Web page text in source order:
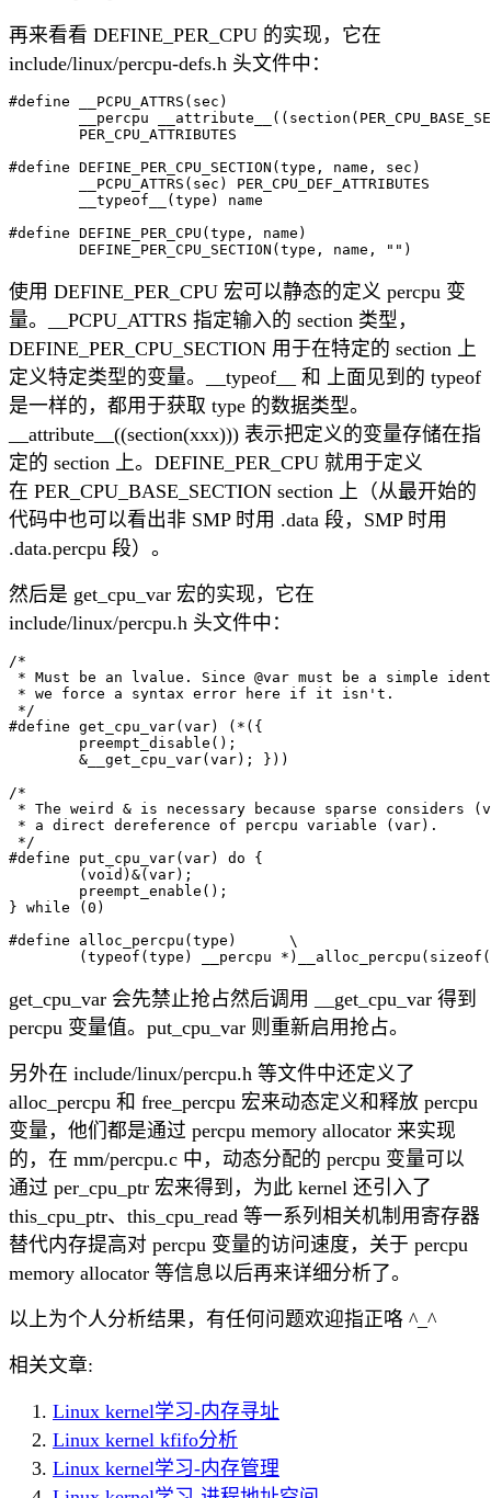
再来看看 DEFINE_PER_CPU 的实现，它在
include/linux/percpu-defs.h 头文件中：
#define __PCPU_ATTRS(sec)						\
#define DEFINE_PER_CPU_SECTION(type, name, sec)				\
#define DEFINE_PER_CPU(type, name)					\
使用 DEFINE_PER_CPU 宏可以静态的定义 percpu 变
量。__PCPU_ATTRS 指定输入的 section 类型，
DEFINE_PER_CPU_SECTION 用于在特定的 section 上
定义特定类型的变量。__typeof__ 和 上面见到的 typeof
是一样的，都用于获取 type 的数据类型。
__attribute__((section(xxx))) 表示把定义的变量存储在指
定的 section 上。DEFINE_PER_CPU 就用于定义
在 PER_CPU_BASE_SECTION section 上（从最开始的
代码中也可以看出非 SMP 时用 .data 段，SMP 时用
.data.percpu 段）。
然后是 get_cpu_var 宏的实现，它在
include/linux/percpu.h 头文件中：
/*
* Must be an lvalue. Since @var must be a simple
* we force a syntax error here if it isn't.
*/
#define get_cpu_var(var) (*({				\
/*
* The weird & is necessary because sparse considers
* a direct dereference of percpu variable (var).
*/
#define put_cpu_var(var) do {				\
} while (0)
#define alloc_percpu(type)	\
get_cpu_var 会先禁止抢占然后调用 __get_cpu_var 得到
percpu 变量值。put_cpu_var 则重新启用抢占。
另外在 include/linux/percpu.h 等文件中还定义了
alloc_percpu 和 free_percpu 宏来动态定义和释放 percpu
变量，他们都是通过 percpu memory allocator 来实现
的，在 mm/percpu.c 中，动态分配的 percpu 变量可以
通过 per_cpu_ptr 宏来得到，为此 kernel 还引入了
this_cpu_ptr、this_cpu_read 等一系列相关机制用寄存器
替代内存提高对 percpu 变量的访问速度，关于 percpu
memory allocator 等信息以后再来详细分析了。
以上为个人分析结果，有任何问题欢迎指正咯 ^_^
相关文章:
Linux kernel学习-内存寻址
Linux kernel kfifo分析
Linux kernel学习-内存管理